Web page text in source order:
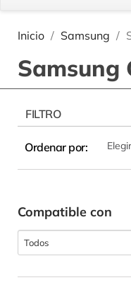
Inicio Samsung
Samsung
FILTRO
Ordenar por: Elegir
Compatible con
Todos